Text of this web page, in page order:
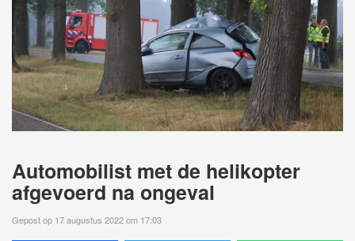
Automobilist met de helikopter
afgevoerd na ongeval
Gepost op 17 augustus 2022 om 17:03